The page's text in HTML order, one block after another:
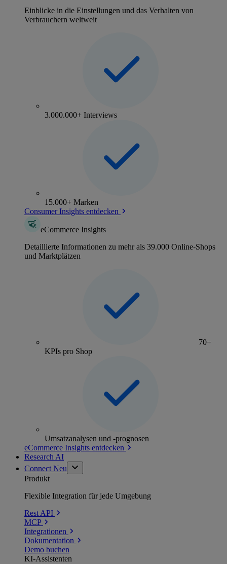
Einblicke in die Einstellungen und das Verhalten von
Verbrauchern weltweit
3.000.000+ Interviews
15.000+ Marken
Consumer Insights entdecken
eCommerce Insights
Detaillierte Informationen zu mehr als 39.000 Online-Shops
und Marktplätzen
70+
KPIs pro Shop
Umsatzanalysen und -prognosen
eCommerce Insights entdecken
Research AI
Connect Neu
Produkt
Flexible Integration für jede Umgebung
Rest API
MCP
Integrationen
Dokumentation
Demo buchen
KI-Assistenten